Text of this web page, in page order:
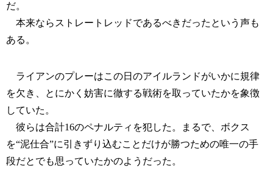
だ。
本来ならストレートレッドであるべきだったという声も
ある。
ライアンのプレーはこの日のアイルランドがいかに規律
を欠き、とにかく妨害に徹する戦術を取っていたかを象徴
していた。
彼らは合計16のペナルティを犯した。まるで、ボクス
を“泥仕合”に引きずり込むことだけが勝つための唯一の手
段だとでも思っていたかのようだった。